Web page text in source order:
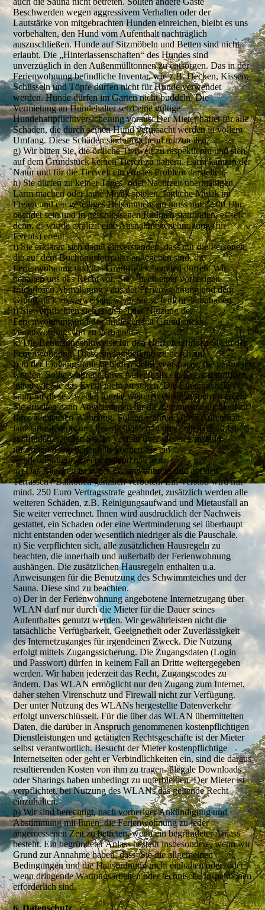
Beschwerden wegen aggressivem Verhalten oder der
Lautstärke von mitgebrachten Hunden einreichen, bleibt es uns
vorbehalten, den Hund vom Aufenthalt nachträglich
auszuschließen. Hunde auf Sitzmöbeln und Betten sind nicht
erlaubt. Die „Hinterlassenschaften“ des Hundes sind
unverzüglich in den Außenmülltonnen zu entsorgen. Das in der
Ferienwohnung befindliche Inventar, wie z.B. Decken, Kissen,
Schüsseln und Töpfe dürfen nicht für Hunde verwendet
werden. Hunde dürfen im Garten nicht buddeln. Die
Vermietung an Hundehalter setzt eine gültige
Hundehaftpflichtversicherung voraus. Der Mieter haftet für alle
Schäden, die durch seinen Hund verursacht werden in vollem
Umfang. Diese Schäden sind umgehend mitzuteilen.
g) Wir bitten Sie, die örtliche Tierwelt zu respektieren und sich
auf dem Grundstück keinen Tieren zu nähern. Lärm kann in der
Natur und für die Tierwelt ein ernstes Problem darstellen.
h) Sie dürfen zu keiner Tages- oder Nachtzeit übermäßigen
Lärm machen oder laute Musik spielen. Jegliche Musik im
Freien und ein geselliges Beisammensein muss um 22.00 Uhr
beendet sein und in geschlossenen Räumen stattfinden, es sei
denn, es wurde explizit eine Ausnahmegenehmigung (für
Events) erteilt.
i) Sie erklären sich damit einverstanden, dass nur die Personen,
die auf dem Buchungsformular angegeben sind, die
Ferienwohnung und das Grundstück betreten dürfen. Wir
behalten uns das Recht vor, Sie – nach einer vorherigen
fruchtlosen Abmahnung - aus der Ferienwohnung und dem
Grundstück zu verweisen, wenn Sie sich nicht daranhalten.
j) Sie verpflichten sich, sich bei der Nutzung der
Ferienwohnung und des umliegenden Grundstücks
verantwortungsvoll zu verhalten.
k) Die Benutzungshinweise für den Holzofen finden Sie in der
Ferienwohnung. Diese sind unbedingt zu beachten.
l) In der Eingangshalle befinden sich Eventspaces, die vermietet
werden. Sollte während Ihres Aufenthalts ein Event stattfinden,
bitten wir Sie das Event nicht zu stören. Die Eingangshalle
kann für diese Zwecke für die weiteren Gäste gesperrt werden.
Sie erhalten dann Anweisungen für die Zugangsmöglichkeit zu
Ihrer gemieteten Wohnung. Sollten während Ihres Aufenthalts
lautstarke Events und Feierlichkeiten in den Zeiten ab 20 Uhr
stattfinden, werden Sie im Vorfeld über diesen Umstand
informiert. Gegebenenfalls können Sie ein
Sonderkündigungsrecht geltend machen.
m) Das Rauchen ist in der Ferienwohnung und auf den
Terrassen / Balkonen gänzlich verboten. Ein Verstoß wird mit
mind. 250 Euro Vertragsstrafe geahndet, zusätzlich werden alle
weiteren Schäden, z.B. Reinigungsaufwand und Mietausfall an
Sie weiter verrechnet. Ihnen wird ausdrücklich der Nachweis
gestattet, ein Schaden oder eine Wertminderung sei überhaupt
nicht entstanden oder wesentlich niedriger als die Pauschale.
n) Sie verpflichten sich, alle zusätzlichen Hausregeln zu
beachten, die innerhalb und außerhalb der Ferienwohnung
aushängen. Die zusätzlichen Hausregeln enthalten u.a.
Anweisungen für die Benutzung des Schwimmteiches und der
Sauna. Diese sind zu beachten.
o) Der in der Ferienwohnung angebotene Internetzugang über
WLAN darf nur durch die Mieter für die Dauer seines
Aufenthaltes genutzt werden. Wir gewährleisten nicht die
tatsächliche Verfügbarkeit, Geeignetheit oder Zuverlässigkeit
des Internetzuganges für irgendeinen Zweck. Die Nutzung
erfolgt mittels Zugangssicherung. Die Zugangsdaten (Login
und Passwort) dürfen in keinem Fall an Dritte weitergegeben
werden. Wir haben jederzeit das Recht, Zugangscodes zu
ändern. Das WLAN ermöglicht nur den Zugang zum Internet,
daher stehen Virenschutz und Firewall nicht zur Verfügung.
Der unter Nutzung des WLANs hergestellte Datenverkehr
erfolgt unverschlüsselt. Für die über das WLAN übermittelten
Daten, die darüber in Anspruch genommenen kostenpflichtigen
Dienstleistungen und getätigten Rechtsgeschäfte ist der Mieter
selbst verantwortlich. Besucht der Mieter kostenpflichtige
Internetseiten oder geht er Verbindlichkeiten ein, sind die daraus
resultierenden Kosten von ihm zu tragen. Illegale Downloads
oder Sharings haben unbedingt zu unterbleiben. Der Mieter ist
verpflichtet, bei Nutzung des WLANs das geltende Recht
einzuhalten.
p) Wir sind berechtigt, nach vorheriger Ankündigung und
Abstimmung mit Ihnen, die Ferienwohnung zu jeder
angemessenen Zeit zu betreten, wenn ein begründeter Anlass
besteht. Ein begründeter Anlass besteht insbesondere, wenn wir
Grund zur Annahme haben, dass Sie die allgemeinen
Bedingungen und die Hausordnung nicht einhalten oder oder
wenn dringende Wartungsarbeiten oder technische Inspektionen
erforderlich sind.
6. Datenschutz